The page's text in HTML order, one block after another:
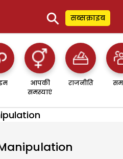
⚲ सब्सक्राइब
आपकी
समस्याएं
राजनीति